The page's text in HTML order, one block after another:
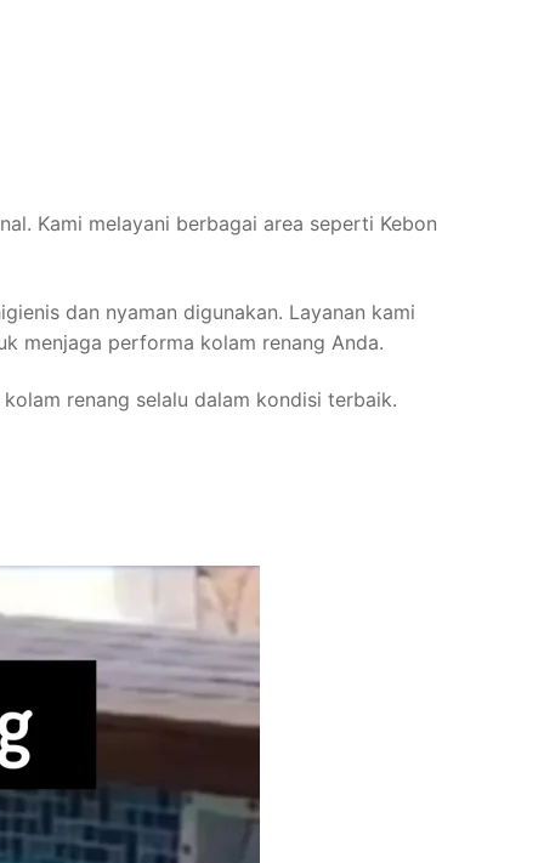
Kami melayani berbagai area seperti Kebon
dan nyaman digunakan. Layanan kami
menjaga performa kolam renang Anda.
renang selalu dalam kondisi terbaik.